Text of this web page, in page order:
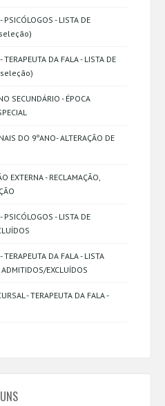
PSICÓLOGOS - LISTA DE
TERAPEUTA DA FALA - LISTA DE
seleção)
SECUNDÁRIO - ÉPOCA
DO 9ºANO- ALTERAÇÃO DE
EXTERNA - RECLAMAÇÃO,
PSICÓLOGOS - LISTA DE
TERAPEUTA DA FALA - LISTA
EXCLUÍDOS
- TERAPEUTA DA FALA -